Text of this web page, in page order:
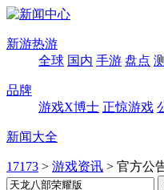
新游热游
全球 国内 手游 盘点
品牌
游戏X博士 正惊游戏
新闻大全
17173 > 游戏资讯 > 官方公